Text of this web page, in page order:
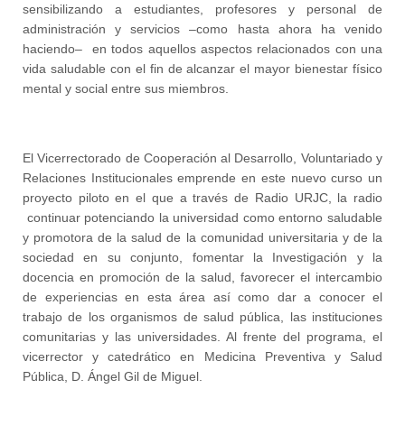
sensibilizando a estudiantes, profesores y personal de
administración y servicios –como hasta ahora ha venido
haciendo– en todos aquellos aspectos relacionados con una
vida saludable con el fin de alcanzar el mayor bienestar físico
mental y social entre sus miembros.
El Vicerrectorado de Cooperación al Desarrollo, Voluntariado y
Relaciones Institucionales emprende en este nuevo curso un
proyecto piloto en el que a través de Radio URJC, la radio
continuar potenciando la universidad como entorno saludable
y promotora de la salud de la comunidad universitaria y de la
sociedad en su conjunto, fomentar la Investigación y la
docencia en promoción de la salud, favorecer el intercambio
de experiencias en esta área así como dar a conocer el
trabajo de los organismos de salud pública, las instituciones
comunitarias y las universidades. Al frente del programa, el
vicerrector y catedrático en Medicina Preventiva y Salud
Pública, D. Ángel Gil de Miguel.